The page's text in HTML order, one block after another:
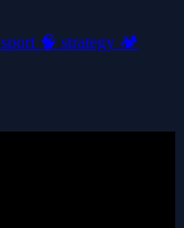
sport 🧠 strategy 🏕️